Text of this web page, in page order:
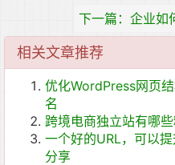
相关文章推荐
优化WordPress网页
名
跨境电商独立站有哪些
一个好的URL，可以
分享